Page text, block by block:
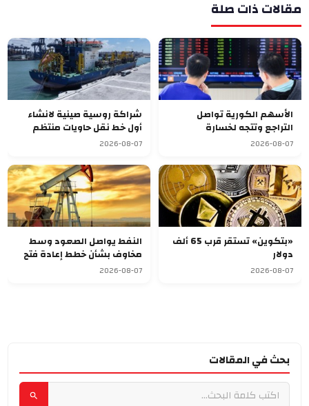
مقالات ذات صلة
الأسهم الكورية تواصل
التراجع وتتجه لخسارة
أسبوعية سابعة
2026-08-07
شراكة روسية صينية لانشاء
أول خط نقل حاويات منتظم
يربط آسيا بأوروبا
2026-08-07
«بتكوين» تستقر قرب 65 ألف
دولار
2026-08-07
النفط يواصل الصعود وسط
مخاوف بشأن خطط إعادة فتح
مضيق هرمز
2026-08-07
بحث في المقالات